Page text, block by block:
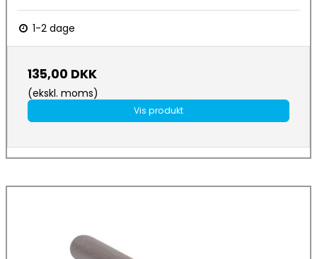
1-2 dage
135,00 DKK
(ekskl. moms)
Vis produkt